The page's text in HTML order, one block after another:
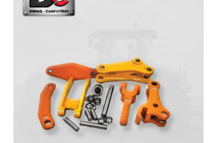
Peças Para Transmissão CASE 821B 821C 821D 821E 821F